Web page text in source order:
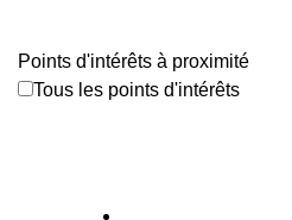
Points d'intérêts à proximité
Tous les points d'intérêts